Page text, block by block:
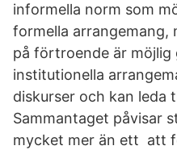
informella norm som
formella arrangemang,
på förtroende är möjlig
institutionella
diskurser och kan leda
Sammantaget påvisar
mycket mer än ett att